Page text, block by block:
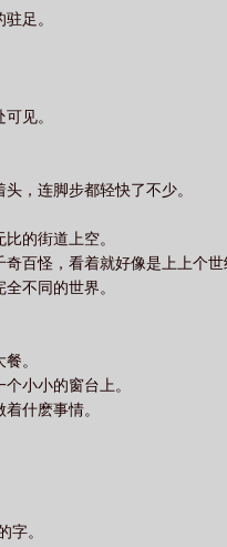
足。
见。
，连脚步都轻快了不少。
的街道上空。
百怪，看着就好像是上上个
不同的世界。
。
小小的窗台上。
什麽事情。
字。